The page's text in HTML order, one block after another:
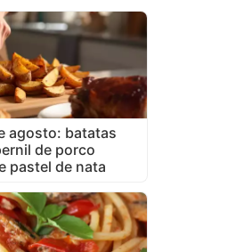
agosto: batatas
de porco
pastel de nata